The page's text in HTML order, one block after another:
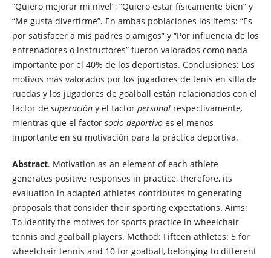
“Quiero mejorar mi nivel”, “Quiero estar físicamente bien” y
“Me gusta divertirme”. En ambas poblaciones los ítems: “Es
por satisfacer a mis padres o amigos” y “Por influencia de los
entrenadores o instructores” fueron valorados como nada
importante por el 40% de los deportistas. Conclusiones: Los
motivos más valorados por los jugadores de tenis en silla de
ruedas y los jugadores de goalball están relacionados con el
factor de superación y el factorpersonal respectivamente,
mientras que el factor socio-deportivoes el menos
importante en su motivación para la práctica deportiva.
Abstract. Motivation as an element of each athlete
generates positive responses in practice, therefore, its
evaluation in adapted athletes contributes to generating
proposals that consider their sporting expectations. Aims:
To identify the motives for sports practice in wheelchair
tennis and goalball players. Method: Fifteen athletes: 5 for
wheelchair tennis and 10 for goalball, belonging to different